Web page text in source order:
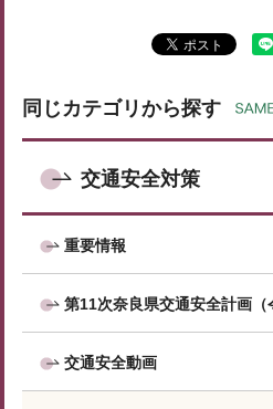
同じカテゴリから探す
交通安全対策
重要情報
第11次奈良県交通安全計画（
交通安全動画